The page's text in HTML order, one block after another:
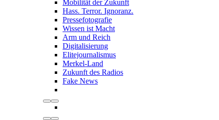
Mobilität der Zukunft
Hass. Terror. Ignoranz.
Pressefotografie
Wissen ist Macht
Arm und Reich
Digitalisierung
Elitejournalismus
Merkel-Land
Zukunft des Radios
Fake News